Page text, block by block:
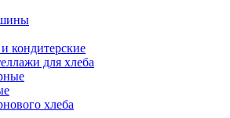
кондитерские
для хлеба
хлеба